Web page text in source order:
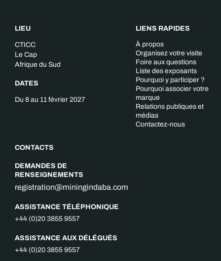
LIEU
CTICC
Le Cap
Afrique du Sud
DATES
Du 8 au 11 février 2027
CONTACTS
DEMANDES DE
RENSEIGNEMENTS
registration@miningindaba.com
ASSISTANCE TÉLÉPHONIQUE
+44 (0)20 3855 9557
ASSISTANCE AUX DÉLÉGUÉS
+44 (0)20 3855 9557
LIENS RAPIDES
À propos
Organisez votre visite
Foire aux questions
Liste des exposants
Pourquoi y participer ?
Pourquoi associer votre
marque
Relations publiques et
médias
Contactez-nous